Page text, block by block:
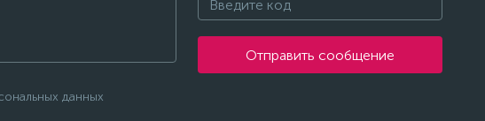
Отправить сообщение
данных